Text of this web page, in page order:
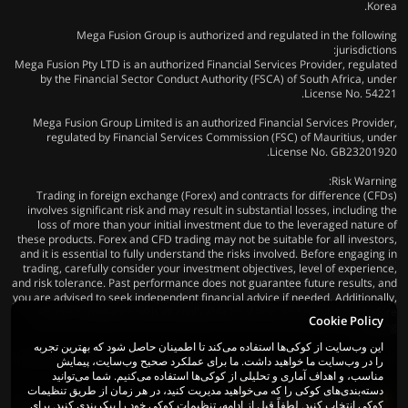
Korea.
Mega Fusion Group is authorized and regulated in the following
jurisdictions:
Mega Fusion Pty LTD is an authorized Financial Services Provider, regulated
by the Financial Sector Conduct Authority (FSCA) of South Africa, under
License No. 54221.
Mega Fusion Group Limited is an authorized Financial Services Provider,
regulated by Financial Services Commission (FSC) of Mauritius, under
License No. GB23201920.
Risk Warning:
Trading in foreign exchange (Forex) and contracts for difference (CFDs)
involves significant risk and may result in substantial losses, including the
loss of more than your initial investment due to the leveraged nature of
these products. Forex and CFD trading may not be suitable for all investors,
and it is essential to fully understand the risks involved. Before engaging in
trading, carefully consider your investment objectives, level of experience,
and risk tolerance. Past performance does not guarantee future results, and
you are advised to seek independent financial advice if needed. Additionally,
ensure compliance with all applicable local laws and regulations before
trading.
Cookie Policy
این وب‌سایت از کوکی‌ها استفاده می‌کند تا اطمینان حاصل شود که بهترین تجربه
را در وب‌سایت ما خواهید داشت. ما برای عملکرد صحیح وب‌سایت، پیمایش
مناسب، و اهداف آماری و تحلیلی از کوکی‌ها استفاده می‌کنیم. شما می‌توانید
دسته‌بندی‌های کوکی را که می‌خواهید مدیریت کنید، در هر زمان از طریق تنظیمات
کوکی انتخاب کنید. لطفاً قبل از ادامه، تنظیمات کوکی خود را پیکربندی کنید. برای